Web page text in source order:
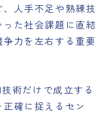
人手不足や熟練技
た社会課題に直結
力を左右する重要
術だけで成立する
確に捉えるセン